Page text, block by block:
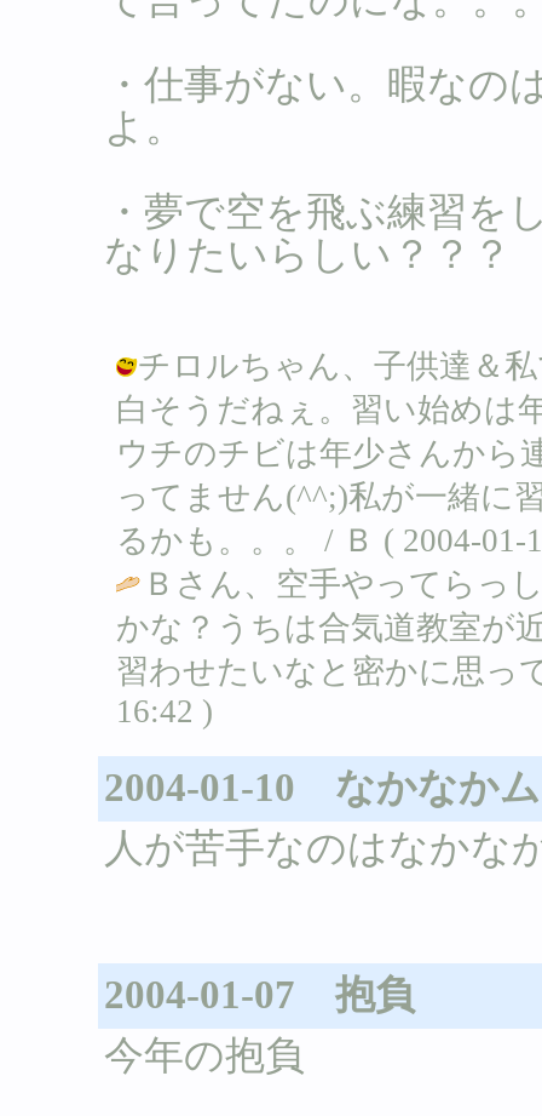
・仕事がない。暇なの
よ。
・夢で空を飛ぶ練習を
なりたいらしい？？？
チロルちゃん、子供達＆
白そうだねぇ。習い始めは
ウチのチビは年少さんから
ってません(^^;)私が一緒に
るかも。。。 / Ｂ ( 2004-01-
Ｂさん、空手やってらっ
かな？うちは合気道教室が
習わせたいなと密かに思っ
16:42 )
2004-01-10 なかなか
人が苦手なのはなかな
2004-01-07 抱負
今年の抱負